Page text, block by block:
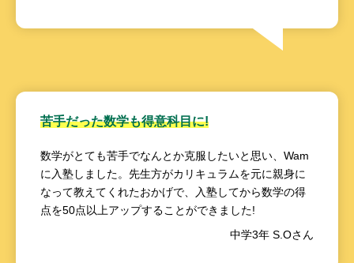
苦手だった数学も得意科目に!
数学がとても苦手でなんとか克服したいと思い、Wam
に入塾しました。先生方がカリキュラムを元に親身に
なって教えてくれたおかげで、入塾してから数学の得
点を50点以上アップすることができました!
中学3年 S.Oさん